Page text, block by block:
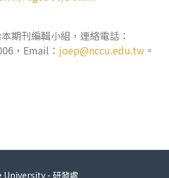
期刊編輯小組，連絡電話：
，Email： joep@nccu.edu.tw 。
University - 研發處